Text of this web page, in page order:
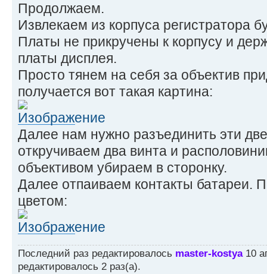
Продолжаем.
Извлекаем из корпуса регистратора
Платы не прикручены к корпусу и
платы дисплея.
Просто тянем на себя за объектив
получается вот такая картина:
Далее нам нужно разъединить эти
откручиваем два винта и
объективом убираем в сторонку.
Далее отпаиваем контакты батареи.
цветом:
Последний раз редактировалось master-kostya10
редактировалось 2 раз(а).